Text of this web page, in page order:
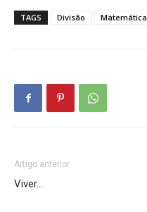
TAGS Divisão Matemática
Artigo anterior
Viver…